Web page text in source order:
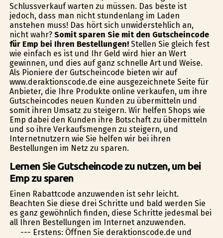
Schlussverkauf warten zu müssen. Das beste ist
jedoch, dass man nicht stundenlang im Laden
anstehen muss! Das hört sich unwiderstehlich an,
nicht wahr? Somit sparen Sie mit den Gutscheincode
für Emp bei Ihren Bestellungen!Stellen Sie gleich fest
wie einfach es ist und Ihr Geld wird hier an Wert
gewinnen, und dies auf ganz schnelle Art und Weise.
Als Pioniere der Gutscheincode bieten wir auf
www.deraktionscode.de eine ausgezeichnete Seite für
Anbieter, die Ihre Produkte online verkaufen, um ihre
Gutscheincodes neuen Kunden zu übermitteln und
somit ihren Umsatz zu steigern. Wir helfen Shops wie
Emp dabei den Kunden ihre Botschaft zu übermitteln
und so ihre Verkaufsmengen zu steigern, und
Internetnutzern wie Sie helfen wir bei ihren
Bestellungen im Netz zu sparen.
Lernen Sie Gutscheincode zu nutzen, um bei
Emp zu sparen
Einen Rabattcode anzuwenden ist sehr leicht.
Beachten Sie diese drei Schritte und bald werden Sie
es ganz gewöhnlich finden, diese Schritte jedesmal bei
all Ihren Bestellungen im Internet anzuwenden.
--- Erstens: Öffnen Sie deraktionscode.de und